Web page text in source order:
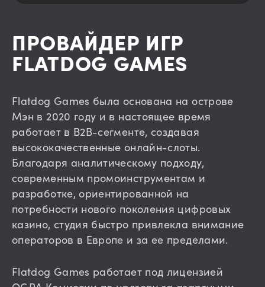
ПРОВАЙДЕР ИГР
FLATDOG GAMES
Flatdog Games была основана на острове
Мэн в 2020 году и в настоящее время
работает в B2B-сегменте, создавая
высококачественные онлайн-слоты.
Благодаря аналитическому подходу,
современным промоинструментам и
разработке, ориентированной на
потребности нового поколения цифровых
казино, студия быстро привлекла внимание
операторов в Европе и за ее пределами.
Flatdog Games работает под лицензией